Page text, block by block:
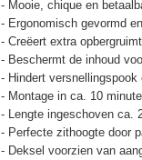
- Mooie, chique en
- Ergonomisch gevormd
- Creëert extra
- Beschermt de inhoud
- Hindert versnellingspook
- Montage in ca. 10
- Lengte ingeschoven ca.
- Perfecte zithoogte door
- Deksel voorzien van